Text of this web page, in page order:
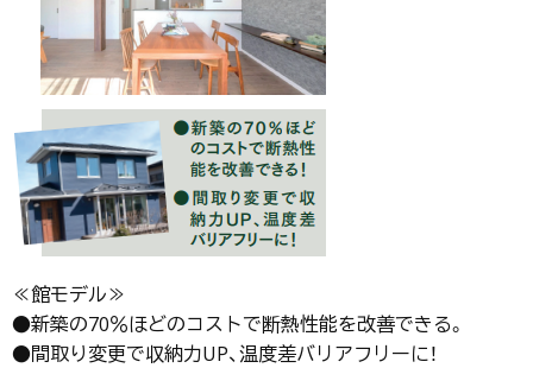
≪館モデル≫
●新築の70％ほどのコストで断熱性能を改善できる。
●間取り変更で収納力UP、温度差バリアフリーに！